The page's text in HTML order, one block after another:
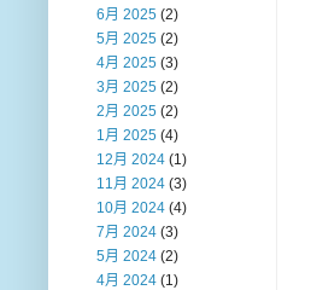
6月 2025 (2)
5月 2025 (2)
4月 2025 (3)
3月 2025 (2)
2月 2025 (2)
1月 2025 (4)
12月 2024 (1)
11月 2024 (3)
10月 2024 (4)
7月 2024 (3)
5月 2024 (2)
4月 2024 (1)